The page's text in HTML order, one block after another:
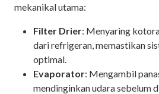
mekanikal utama:
Filter Drier: Menyaring
dari refrigeran, memastikan
optimal.
Evaporator: Mengambil
mendinginkan udara sebelum